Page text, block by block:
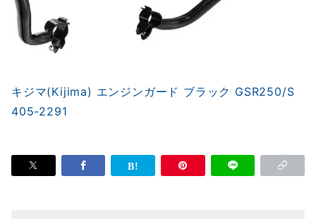
キジマ(Kijima) エンジンガード ブラック GSR250/S
405-2291